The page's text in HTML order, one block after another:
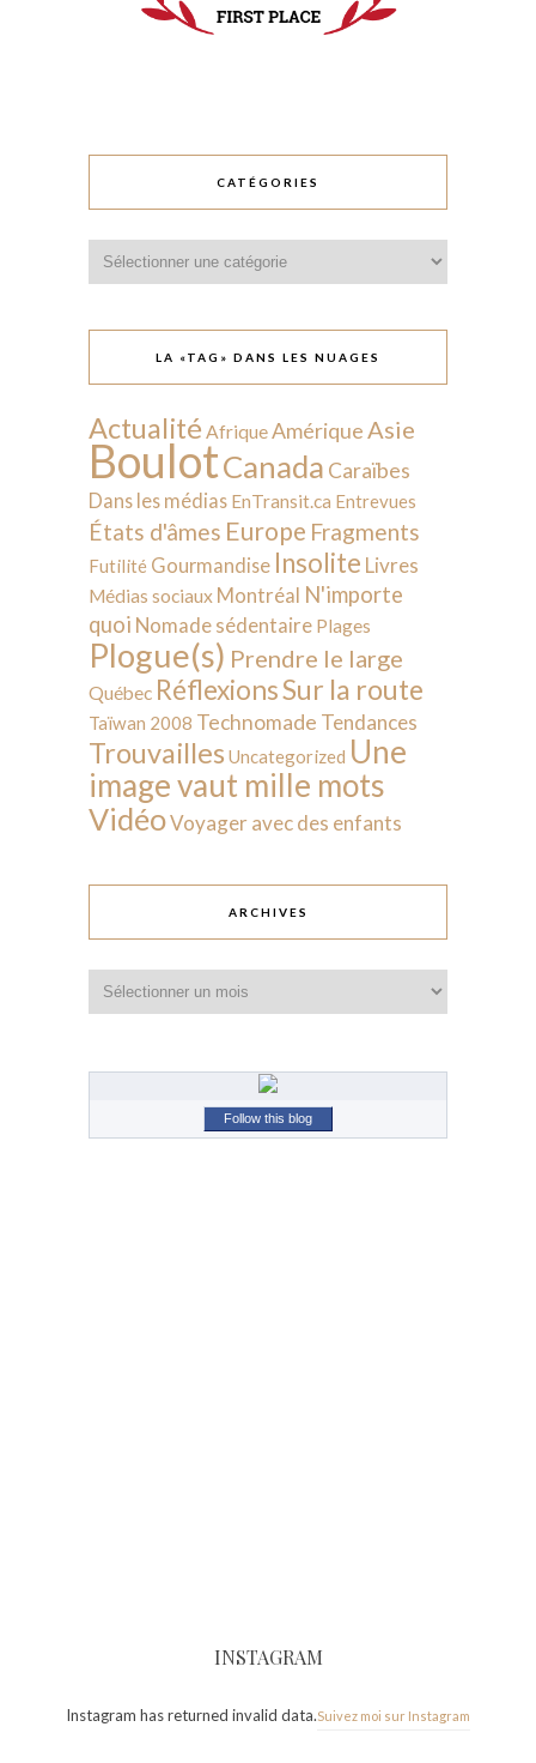
CATÉGORIES
LA «TAG» DANS LES NUAGES
Actualité AfriqueAmérique Asie
BoulotCanada Caraïbes
Dans les médias EnTransit.ca Entrevues
États d'âmes Europe Fragments
Futilité Gourmandise Insolite Livres
Médias sociaux Montréal N'importe
quoi Nomade sédentaire Plages
Plogue(s) Prendre le large
Québec RéflexionsSur la route
Taïwan 2008 Technomade Tendances
Trouvailles Uncategorized Une
image vaut mille mots
VidéoVoyager avec des enfants
ARCHIVES
Follow this blog
INSTAGRAM
Instagram has returned invalid data.Suivez moi sur Instagram